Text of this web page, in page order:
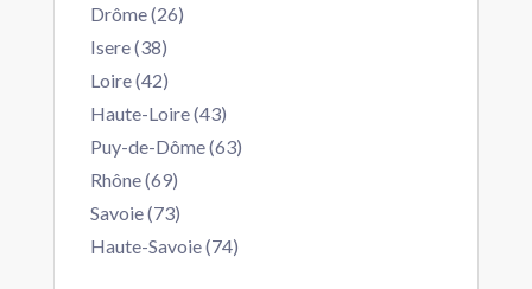
Drôme (26)
Isere (38)
Loire (42)
Haute-Loire (43)
Puy-de-Dôme (63)
Rhône (69)
Savoie (73)
Haute-Savoie (74)